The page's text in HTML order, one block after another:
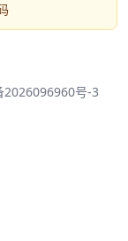
2026096960号-3